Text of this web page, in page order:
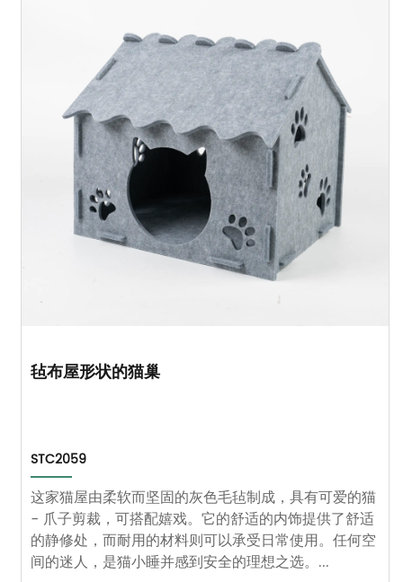
毡布屋形状的猫巢
STC2059
这家猫屋由柔软而坚固的灰色毛毡制成，具有可爱的猫
- 爪子剪裁，可搭配嬉戏。它的舒适的内饰提供了舒适
的静修处，而耐用的材料则可以承受日常使用。任何空
间的迷人，是猫小睡并感到安全的理想之选。...